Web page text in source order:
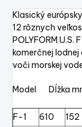
Klasický
12 rôznych
POLYFORM
komerčnej
voči morskej
Model Dĺžka
F-1 610 152